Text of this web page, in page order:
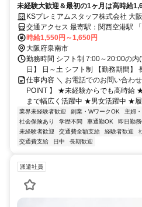
未経験大歓迎＆最初の1ヶ月は高時給
KSプレミアムスタッフ株式会社 大
交通アクセス 最寄駅：関西空港駅 「関西空港」駅からバスで約7分
車通勤可！
時給1,550円～1,650円
大阪府泉南市
勤務時間 シフト制 7:00～20:00の
日】 日～土 シフト制 【勤務期間】
仕事内容 ＼ お電話でのお問い合わ
POINT 】 ★未経験からでも高時給
まで幅広く活躍中 ★男女活躍中 ★履
業界未経験者歓迎 副業・WワークOK 主婦
社会保険あり
学歴不問 車通勤OK 即日勤
未経験者歓迎
交通費全額支給 経験者歓迎
交通費支給
日中 長期歓迎
派遣社員